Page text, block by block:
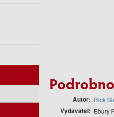
Autor Rick
Vydavateľ Ebury